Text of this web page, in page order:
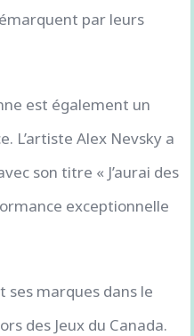
par leurs
est également un
L’artiste Alex Nevsky a
son titre « J’aurai des
exceptionnelle
ses marques dans le
des Jeux du Canada.